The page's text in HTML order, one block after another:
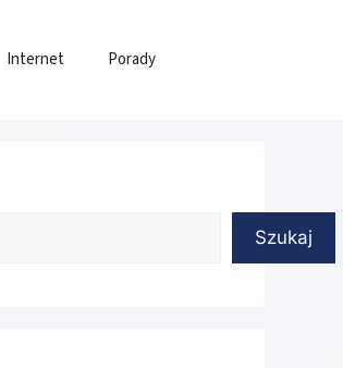
Internet Porady
Szukaj